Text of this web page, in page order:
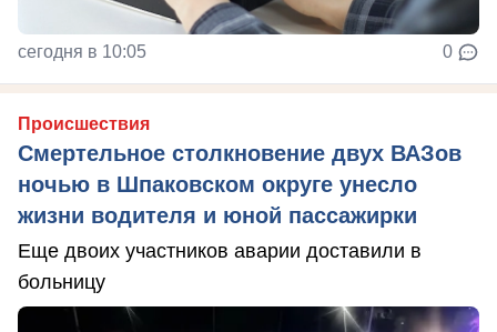
сегодня в 10:05 0
Происшествия
Смертельное столкновение двух ВАЗов
ночью в Шпаковском округе унесло
жизни водителя и юной пассажирки
Еще двоих участников аварии доставили в
больницу